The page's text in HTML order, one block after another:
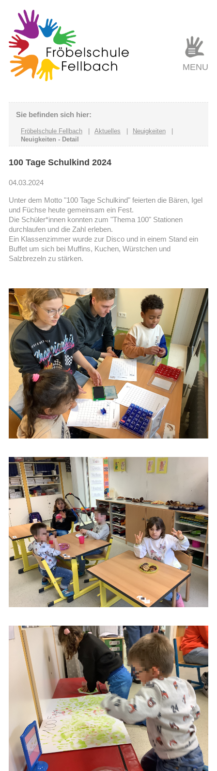
MENU
Sie befinden sich hier:
Fröbelschule Fellbach| Aktuelles Neuigkeiten|
Neuigkeiten - Detail
100 Tage Schulkind 2024
04.03.2024
Unter dem Motto "100 Tage Schulkind" feierten die Bären, Igel
und Füchse heute gemeinsam ein Fest.
Die Schüler*innen konnten zum "Thema 100" Stationen
durchlaufen und die Zahl erleben.
Ein Klassenzimmer wurde zur Disco und in einem Stand ein
Buffet um sich bei Muffins, Kuchen, Würstchen und
Salzbrezeln zu stärken.